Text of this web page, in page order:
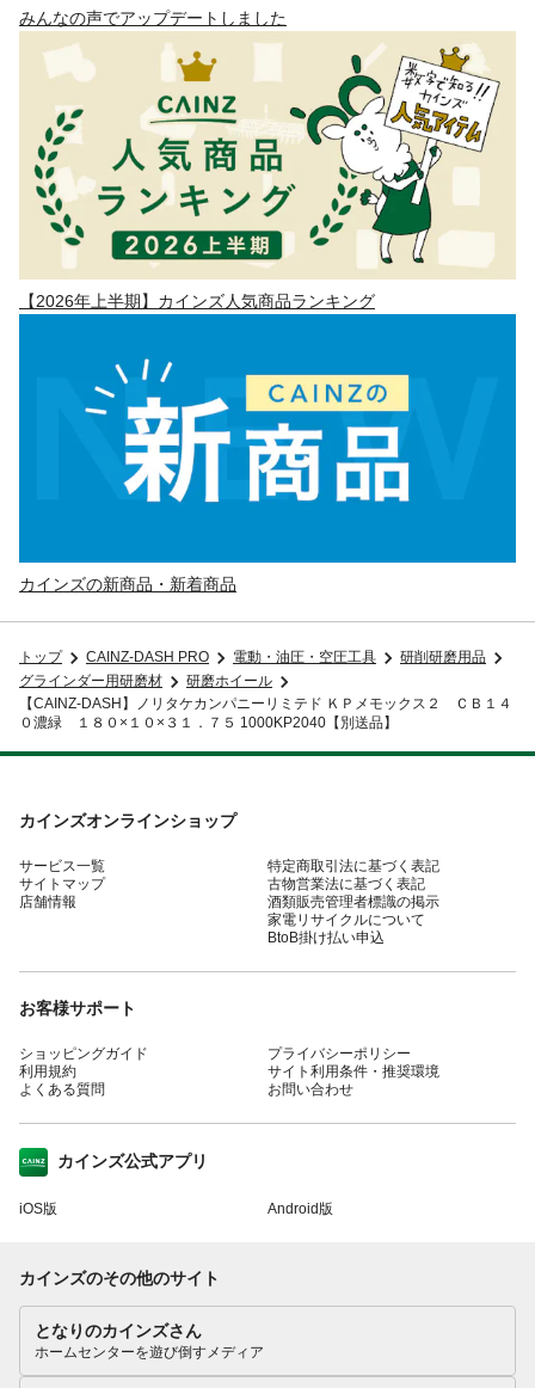
みんなの声でアップデートしました
【2026年上半期】カインズ人気商品ランキング
カインズの新商品・新着商品
トップ CAINZ-DASH PRO 電動・油圧・空圧工具
研削研磨用品
グラインダー用研磨材
研磨ホイール
【CAINZ-DASH】ノリタケカンパニーリミテド ＫＰメモックス２ ＣＢ１４
０濃緑 １８０×１０×３１．７５ 1000KP2040【別送品】
カインズオンラインショップ
サービス一覧
サイトマップ
店舗情報
特定商取引法に基づく表記
古物営業法に基づく表記
酒類販売管理者標識の掲示
家電リサイクルについて
BtoB掛け払い申込
お客様サポート
ショッピングガイド
利用規約
よくある質問
プライバシーポリシー
サイト利用条件・推奨環境
お問い合わせ
カインズ公式アプリ
iOS版 Android版
カインズのその他のサイト
となりのカインズさん
ホームセンターを遊び倒すメディア